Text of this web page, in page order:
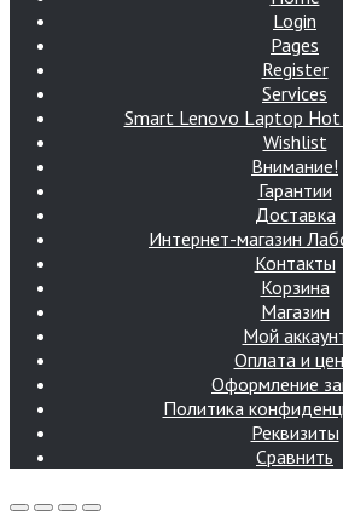
Login
Pages
Register
Services
Smart Lenovo Laptop
Wishlist
Внимание!
Гарантии
Доставка
Интернет-магазин
Контакты
Корзина
Магазин
Мой
Оплата и
Оформление
Политика
Реквизиты
Сравнить